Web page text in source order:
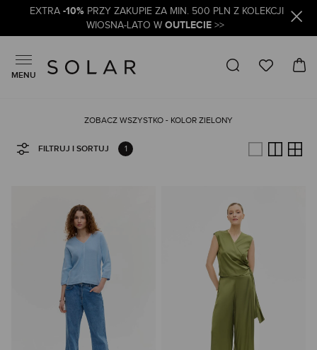
EXTRA -10% PRZY ZAKUPIE ZA MIN. 500 PLN Z KOLEKCJI
WIOSNA-LATO W OUTLECIE>>
MENU
ZOBACZ WSZYSTKO - KOLOR ZIELONY
FILTRUJ I SORTUJ 1